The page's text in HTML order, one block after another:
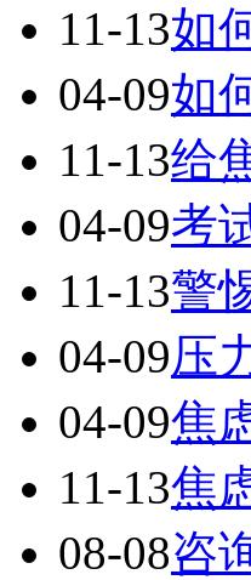
11-13如
04-09如
11-13给
04-09考
11-13警
04-09压
04-09焦
11-13焦
08-08咨